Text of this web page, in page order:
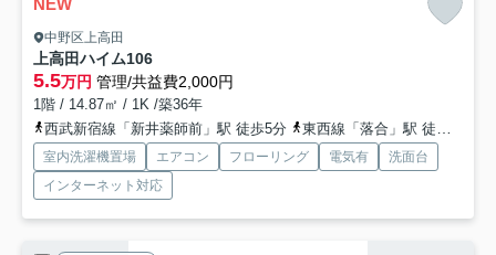
NEW
中野区上高田
上高田ハイム106
5.5万円 管理/共益費2,000円
1階 / 14.87㎡ / 1K /築36年
西武新宿線「新井薬師前」駅 徒歩5分
東西線「落合」駅 徒歩14分
室内洗濯機置場 エアコン フローリング 電気有
洗面台
インターネット対応